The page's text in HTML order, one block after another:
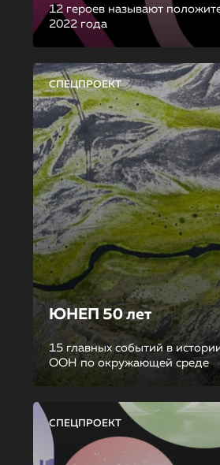
12 героев называют
2022 года
СПЕЦПРОЕКТ
ЮНЕП 50 лет
15 главных событий в
ООН по окружающей среде
СПЕЦПРОЕКТ